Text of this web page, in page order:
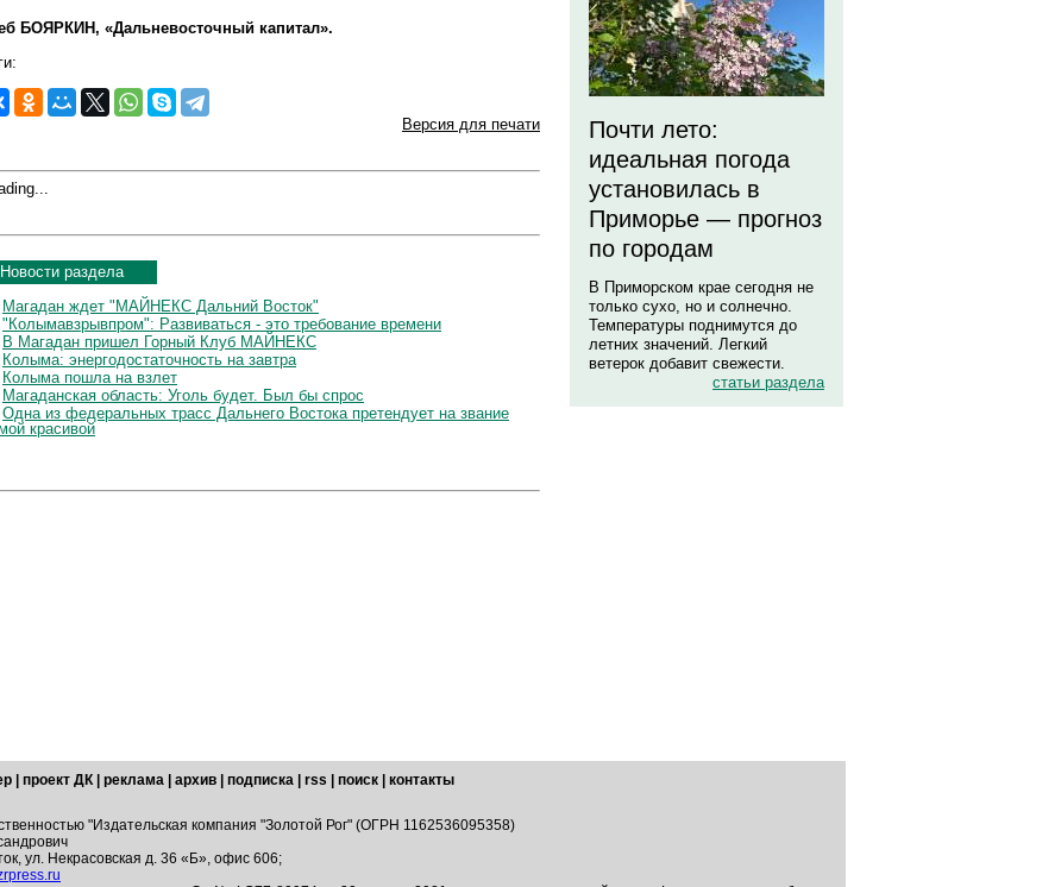
БОЯРКИН, «Дальневосточный капитал».
Версия для печати
Новости раздела
Магадан ждет "МАЙНЕКС Дальний Восток"
"Колымавзрывпром": Развиваться - это требование времени
В Магадан пришел Горный Клуб МАЙНЕКС
Колыма: энергодостаточность на завтра
Колыма пошла на взлет
Магаданская область: Уголь будет. Был бы спрос
Одна из федеральных трасс Дальнего Востока претендует на звание
красивой
Почти лето:
идеальная погода
установилась в
Приморье — прогноз
по городам
В Приморском крае сегодня не
только сухо, но и солнечно.
Температуры поднимутся до
летних значений. Легкий
ветерок добавит свежести.
статьи раздела
проект ДК реклама архив подписка rss поиск
контакты
"Издательская компания "Золотой Рог" (ОГРН 1162536095358)
ул. Некрасовская д. 36 «Б», офис 606;